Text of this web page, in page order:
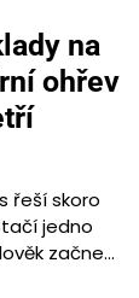
na
ohřev
řeší skoro
jedno
začne…